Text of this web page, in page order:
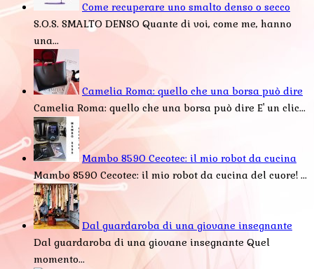
Come recuperare uno smalto denso o secco
S.O.S. SMALTO DENSO Quante di voi, come me, hanno
una...
Camelia Roma: quello che una borsa può dire
Camelia Roma: quello che una borsa può dire E' un clic...
Mambo 8590 Cecotec: il mio robot da cucina
Mambo 8590 Cecotec: il mio robot da cucina del cuore! ...
Dal guardaroba di una giovane insegnante
Dal guardaroba di una giovane insegnante Quel
momento...